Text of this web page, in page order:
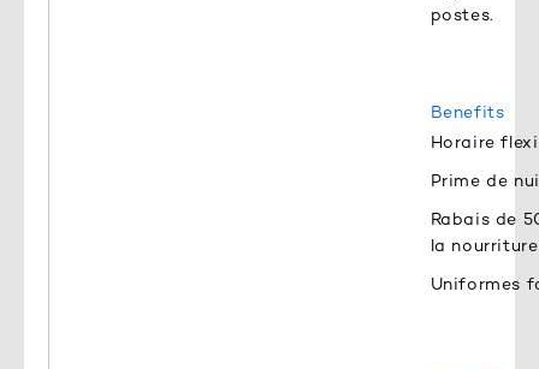
postes.
Benefits
Horaire
Prime de
Rabais de
la nourriture
Uniformes